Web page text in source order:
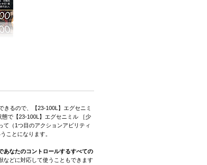
るので、【23-100L】エグセニミ
で【23-100L】エグセニミル ［少
（1つ目のアクションアビリティ
ことになります。
あなたのコントロールするすべての
などに対応して使うこともできます